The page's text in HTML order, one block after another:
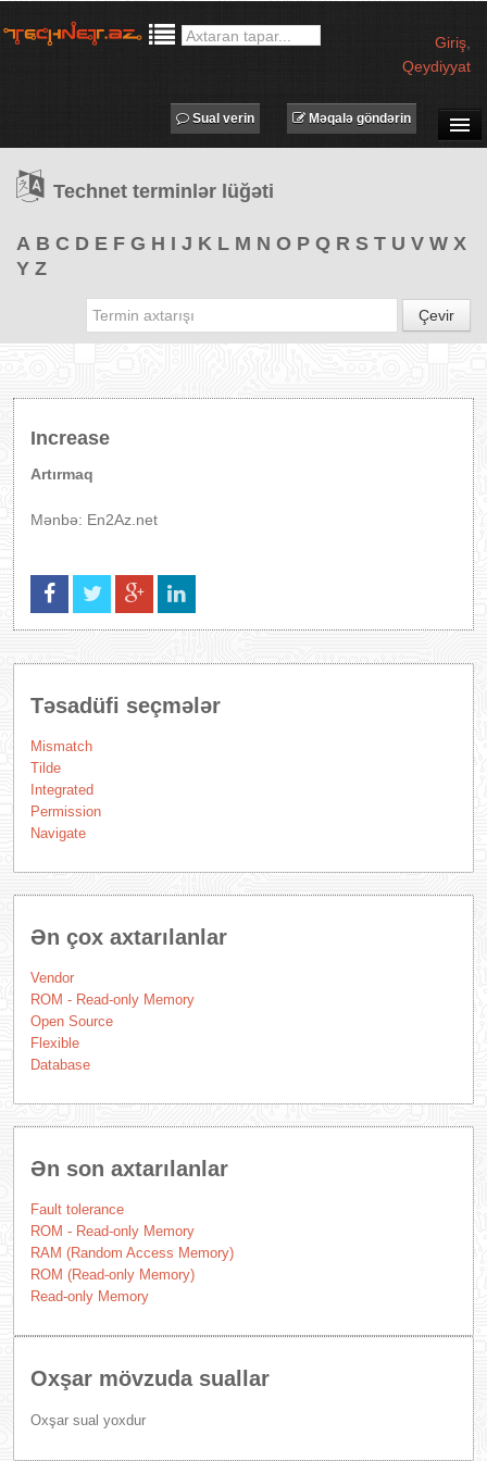
Giriş
Qeydiyyat
TƏDBİRLƏR
PROQRAMLAR
Məqalə göndərin
Sual verin
Technet terminlər lüğəti
A B C D E F G H I J K L M N O P Q R S T U V W X
Y Z
Çevir
Increase
Artırmaq
Mənbə: En2Az.net
Təsadüfi seçmələr
Mismatch
Tilde
Integrated
Permission
Navigate
Ən çox axtarılanlar
Vendor
ROM - Read-only Memory
Open Source
Flexible
Database
Ən son axtarılanlar
Fault tolerance
ROM - Read-only Memory
RAM (Random Access Memory)
ROM (Read-only Memory)
Read-only Memory
Oxşar mövzuda suallar
Oxşar sual yoxdur